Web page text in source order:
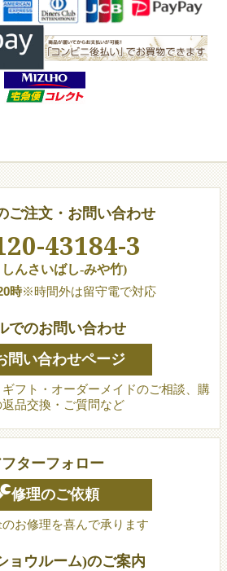
ご注文・お問い合わせ
43184-3
しんさいばし-みや竹)
時※時間外は留守電で対応
でのお問い合わせ
問い合わせページ
フト・オーダーメイドのご相談、購
返品交換・ご質問など
ターフォロー
修理のご依頼
お修理を喜んで承ります
ョウルーム)のご案内